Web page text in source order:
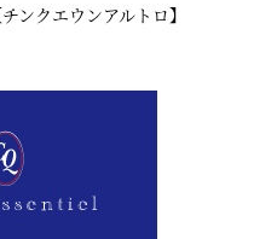
ンクエウンアルトロ】